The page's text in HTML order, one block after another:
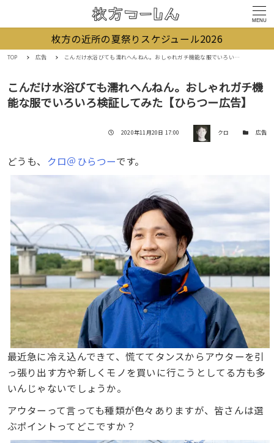
MENU
枚方の近所の夏祭りスケジュール2026
TOP 広告 こんだけ水浴びても濡れへんねん。おしゃれガチ機能な服でいろいろ検証してみた【ひらつー広告】
こんだけ水浴びても濡れへんねん。おしゃれガチ機
能な服でいろいろ検証してみた【ひらつー広告】
投稿日
2020年11月20日 17:00 著者 クロ カテゴリー
広告
どうも、 クロ＠ひらつーです。
最近急に冷え込んできて、慌ててタンスからアウターを引
っ張り出す方や新しくモノを買いに行こうとしてる方も多
いんじゃないでしょうか。
アウターって言っても種類が色々ありますが、皆さんは選
ぶポイントってどこですか？